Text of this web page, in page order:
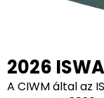
2026
A CIWM által az